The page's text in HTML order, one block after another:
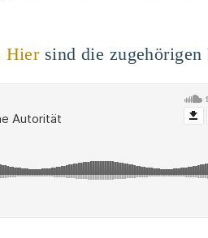
Hiersind die zugehörigen